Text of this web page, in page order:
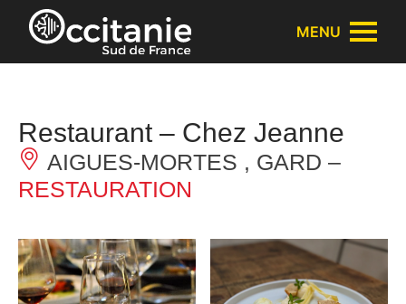
Panneau de gestion des cookies
MENU
Restaurant – Chez Jeanne
AIGUES-MORTES , GARD –
RESTAURATION